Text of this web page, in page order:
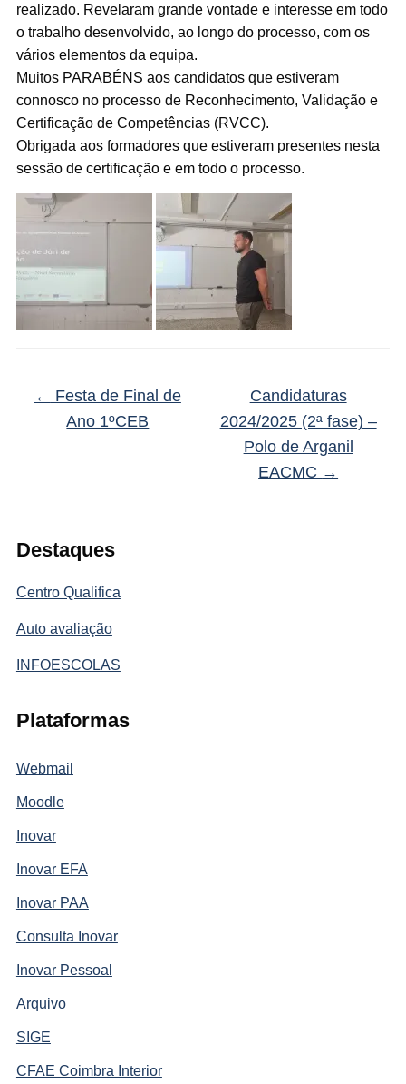
Destaques
Centro Qualifica
Auto avaliação
INFOESCOLAS
Plataformas
Webmail
Moodle
Inovar
Inovar EFA
Inovar PAA
Consulta Inovar
Inovar Pessoal
Arquivo
SIGE
CFAE Coimbra Interior
realizado. Revelaram grande vontade e interesse em todo
o trabalho desenvolvido, ao longo do processo, com os
vários elementos da equipa.
Muitos PARABÉNS aos candidatos que estiveram
connosco no processo de Reconhecimento, Validação e
Certificação de Competências (RVCC).
Obrigada aos formadores que estiveram presentes nesta
sessão de certificação e em todo o processo.
← Festa de Final de
Ano 1ºCEB
Candidaturas
2024/2025 (2ª fase) –
Polo de Arganil
EACMC →